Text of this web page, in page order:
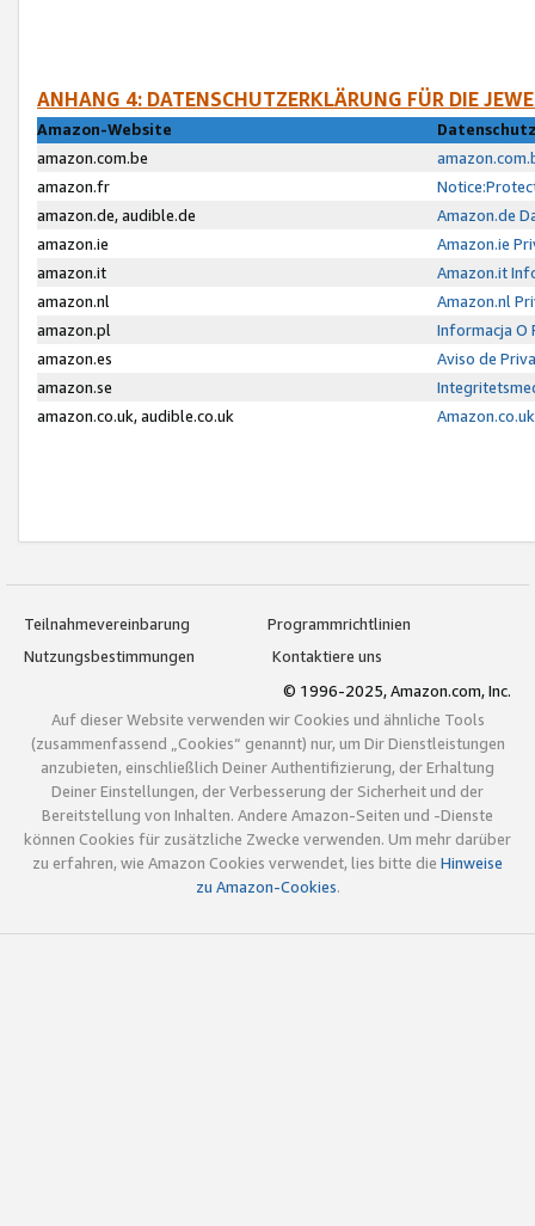
ANHANG 4: DATENSCHUTZERKLÄRUNG FÜR DIE
Amazon-Website
amazon.com.be
amazon.fr
amazon.de, audible.de
Amazon.de
amazon.ie
Amazon.ie
amazon.it
Amazon.it
amazon.nl
Amazon.nl
amazon.pl
Informacja O
amazon.es
Aviso de
amazon.se
amazon.co.uk, audible.co.uk
Teilnahmevereinbarung
Programmrichtlinien
Nutzungsbestimmungen
Kontaktiere uns
© 1996-2025, Amazon.com, Inc.
Auf dieser Website verwenden wir Cookies und ähnliche Tools
(zusammenfassend „Cookies“ genannt) nur, um Dir Dienstleistungen
anzubieten, einschließlich Deiner Authentifizierung, der Erhaltung
Deiner Einstellungen, der Verbesserung der Sicherheit und der
Bereitstellung von Inhalten. Andere Amazon-Seiten und -Dienste
können Cookies für zusätzliche Zwecke verwenden. Um mehr darüber
zu erfahren, wie Amazon Cookies verwendet, lies bitte die Hinweise
zu Amazon-Cookies.